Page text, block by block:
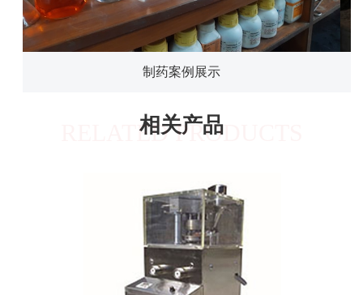
制药案例展示
相关产品
RELATED PRODUCTS